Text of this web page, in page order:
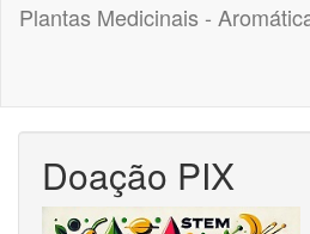
Plantas Medicinais -
Doação PIX